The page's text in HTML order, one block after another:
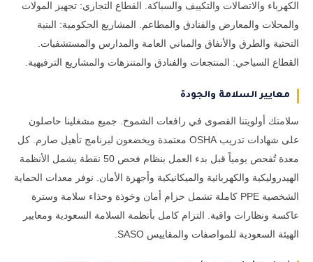
الكهرباء والاتصالات والتكييف والسباكة. القطاع التجاري: تجهيز المولات
والمحلات والمعارض والفنادق والمطاعم. المشاريع الحكومية: البنية
التحتية والطرق والأنفاق والمباني العامة والمدارس والمستشفيات.
القطاع السياحي: المنتجعات والفنادق والمتنزهات والمشاريع الترفيهية.
معايير السلامة والجودة
سلامتك أولويتنا القصوى في رافعات الشموخ. جميع مشغلينا حاصلون
على شهادات تدريب OSHA معتمدة ويخضعون لبرنامج تأهيل صارم. كل
معدة تُفحص يومياً قبل بدء العمل بنظام فحص 50 نقطة يشمل الأنظمة
الهيدروليكية والكهربائية والميكانيكية وأجهزة الأمان. نوفر معدات الحماية
الشخصية PPE كاملة تشمل حزام أمان وخوذة وحذاء سلامة وسترة
عاكسة ونظارات واقية. التزام كامل بأنظمة السلامة السعودية ومعايير
الهيئة السعودية للمواصفات والمقاييس SASO.